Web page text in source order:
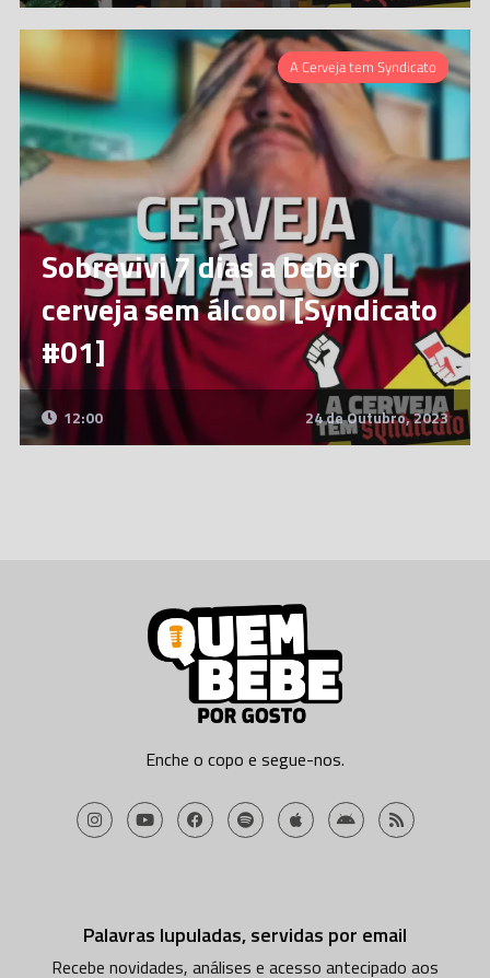
A Cerveja tem Syndicato
Sobrevivi 7 dias a beber
cerveja sem álcool [Syndicato
#01]
12:00 24 de Outubro, 2023
Enche o copo e segue-nos.
Palavras lupuladas, servidas por email
Recebe novidades, análises e acesso antecipado aos